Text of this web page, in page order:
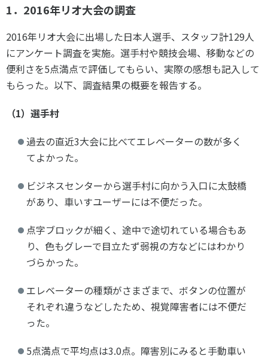
1．2016年リオ大会の調査
2016年リオ大会に出場した日本人選手、スタッフ計129人
にアンケート調査を実施。選手村や競技会場、移動などの
便利さを5点満点で評価してもらい、実際の感想も記入して
もらった。以下、調査結果の概要を報告する。
（1）選手村
過去の直近3大会に比べてエレベーターの数が多く
てよかった。
ビジネスセンターから選手村に向かう入口に太鼓橋
があり、車いすユーザーには不便だった。
点字ブロックが細く、途中で途切れている場合もあ
り、色もグレーで目立たず弱視の方などにはわかり
づらかった。
エレベーターの種類がさまざまで、ボタンの位置が
それぞれ違うなどしたため、視覚障害者には不便だ
った。
5点満点で平均点は3.0点。障害別にみると手動車い